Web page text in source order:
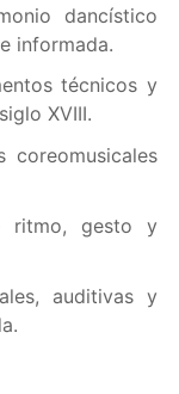
dancístico
informada.
técnicos y
XVIII.
ritmo, gesto y
auditivas y